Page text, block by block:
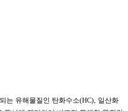
는 유해물질인 탄화수소(HC), 일산화